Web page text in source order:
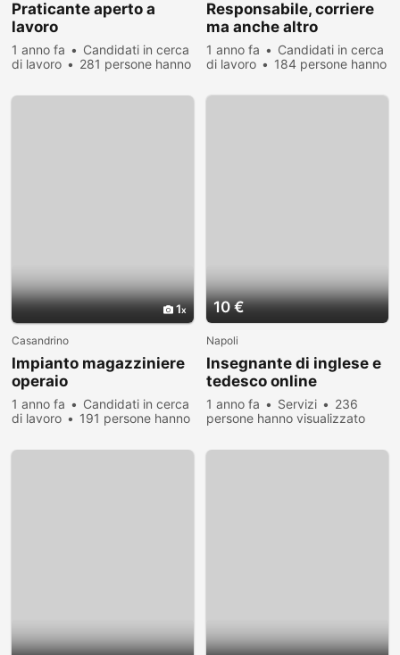
Praticante aperto a
lavoro
1 anno fa
Candidati in cerca
di lavoro
281 persone hanno
Responsabile, corriere
ma anche altro
1 anno fa
Candidati in cerca
di lavoro
184 persone hanno
1
Casandrino
Impianto magazziniere
operaio
1 anno fa
Candidati in cerca
di lavoro
191 persone hanno
10 €
Napoli
Insegnante di inglese e
tedesco online
1 anno fa Servizi
236
persone hanno visualizzato